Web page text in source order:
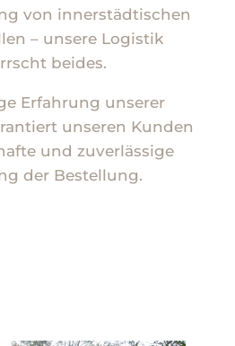
von innerstädtischen
– unsere Logistik
beides.
Erfahrung unserer
unseren Kunden
und zuverlässige
der Bestellung.